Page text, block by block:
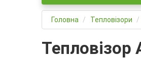
Головна Тепловізори
Тепловізор